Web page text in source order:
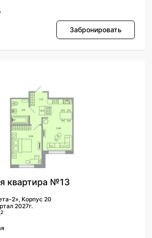
Забронировать
квартира №13
2», Корпус 20
2027г.
2